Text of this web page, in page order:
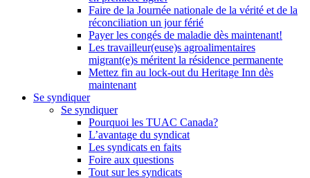
Faire de la Journée nationale de la vérité et de la
réconciliation un jour férié
Payer les congés de maladie dès maintenant!
Les travailleur(euse)s agroalimentaires
migrant(e)s méritent la résidence permanente
Mettez fin au lock-out du Heritage Inn dès
maintenant
Se syndiquer
Se syndiquer
Pourquoi les TUAC Canada?
L’avantage du syndicat
Les syndicats en faits
Foire aux questions
Tout sur les syndicats